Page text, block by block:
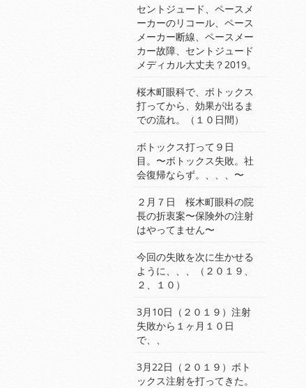
セントジュード、ペースメ
ーカーのリコール、ペース
メーカー断線、ペースメー
カー故障、セントジュード
メディカル大丈夫？2019。
桜木町眼科で、ボトックス
打ってから、効果が出るま
での流れ。（１０日間）
ボトックス打って９日
目。〜ボトックス失敗。社
会復帰ならず。、、、〜
２月７日 桜木町眼科の院
長の折衷案〜保険外の注射
はやってません〜
今回の失敗を次に生かせる
ように、、、（２０１９、
２、１０）
3月10日（２０１９）注射
失敗から１ヶ月１０日
で、、
3月22日（２０１９）ボト
ックス注射を打ってきた。